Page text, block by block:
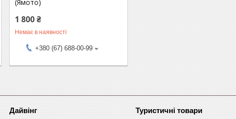
(Ямото)
1 800 ₴
Немає в наявності
+380 (67) 688-00-99
Дайвінг Туристичні товари